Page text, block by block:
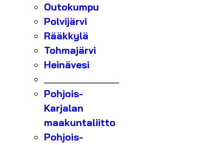
Outokumpu
Polvijärvi
Rääkkylä
Tohmajärvi
Heinävesi
Pohjois-
Karjalan
maakuntaliitto
Pohjois-